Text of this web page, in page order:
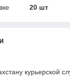
20 шт
курьерской